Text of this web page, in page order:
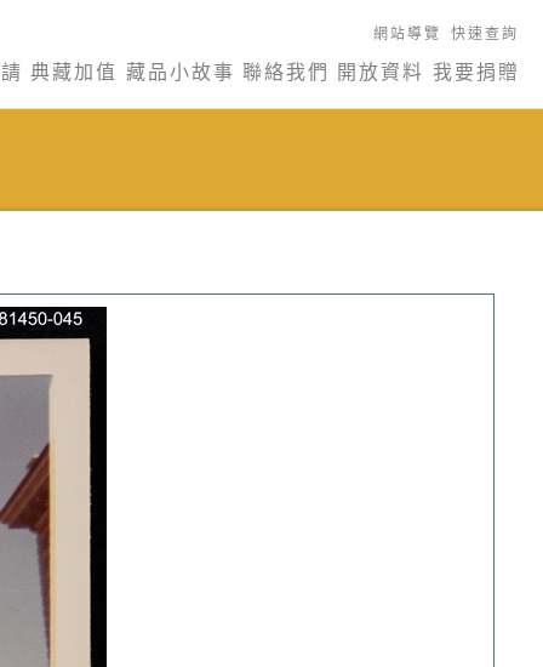
網站導覽 快速查詢
典藏加值 藏品小故事 聯絡我們 開放資料 我要捐贈